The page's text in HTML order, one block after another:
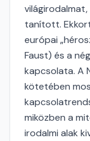
tanított.
európai
Faust) és a
kapcsolata. A
kötetében
miközben a
irodalmi alak